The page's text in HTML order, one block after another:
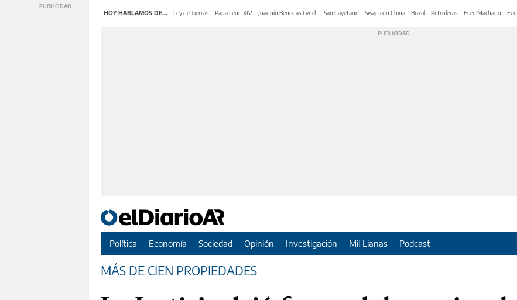
HOY HABLAMOS DE... Ley de Tierras Papa León XIV Joaquín Benegas Lynch San Cayetano Swap con China Brasil Petroleras Fred Machado
Política Economía Sociedad Opinión Investigación Mil Lianas Podcast
MÁS DE CIEN PROPIEDADES